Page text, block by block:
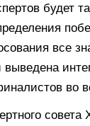
будет
все
во
совета